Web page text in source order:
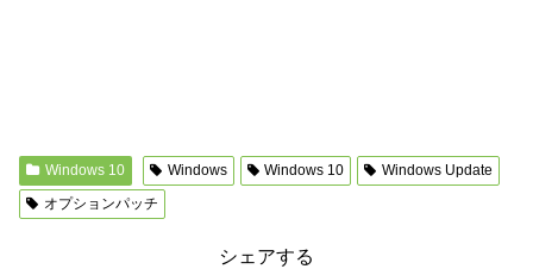
Windows 10 Windows Windows 10
Windows Update
オプションパッチ
シェアする